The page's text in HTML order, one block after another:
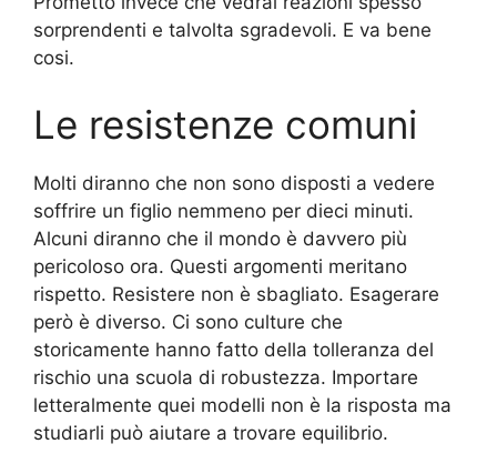
sorprendenti e talvolta sgradevoli. E va bene
cosi.
Le resistenze comuni
Molti diranno che non sono disposti a vedere
soffrire un figlio nemmeno per dieci minuti.
Alcuni diranno che il mondo è davvero più
pericoloso ora. Questi argomenti meritano
rispetto. Resistere non è sbagliato. Esagerare
però è diverso. Ci sono culture che
storicamente hanno fatto della tolleranza del
rischio una scuola di robustezza. Importare
letteralmente quei modelli non è la risposta ma
studiarli può aiutare a trovare equilibrio.